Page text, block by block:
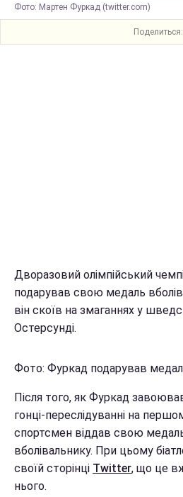
Фото: Мартен Фуркад (twitter.com)
Поделиться:
Дворазовий олімпійський
подарував свою медаль
він скоїв на змаганнях у
Остерсунді.
Фото: Фуркад подарував
Після того, як Фуркад
гонці-переслідуванні на
спортсмен віддав свою
вболівальнику. При цьому
своїй сторінці Twitter, що це
нього.